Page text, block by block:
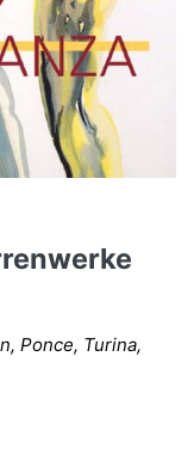
Ponce, Turina,